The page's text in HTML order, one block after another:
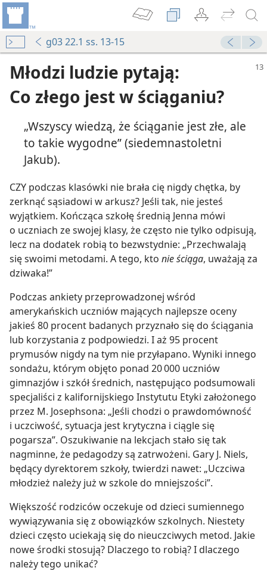
g03 22.1 ss. 13-15
Młodzi ludzie pytają:
Co złego jest w ściąganiu?
„Wszyscy wiedzą, że ściąganie jest złe, ale
to takie wygodne” (siedemnastoletni
Jakub).
CZY podczas klasówki nie brała cię nigdy chętka, by
zerknąć sąsiadowi w arkusz? Jeśli tak, nie jesteś
wyjątkiem. Kończąca szkołę średnią Jenna mówi
o uczniach ze swojej klasy, że często nie tylko odpisują,
lecz na dodatek robią to bezwstydnie: „Przechwalają
się swoimi metodami. A tego, kto nie ściąga, uważają za
dziwaka!”
Podczas ankiety przeprowadzonej wśród
amerykańskich uczniów mających najlepsze oceny
jakieś 80 procent badanych przyznało się do ściągania
lub korzystania z podpowiedzi. I aż 95 procent
prymusów nigdy na tym nie przyłapano. Wyniki innego
sondażu, którym objęto ponad 20 000 uczniów
gimnazjów i szkół średnich, następująco podsumowali
specjaliści z kalifornijskiego Instytutu Etyki założonego
przez M. Josephsona: „Jeśli chodzi o prawdomówność
i uczciwość, sytuacja jest krytyczna i ciągle się
pogarsza”. Oszukiwanie na lekcjach stało się tak
nagminne, że pedagodzy są zatrwożeni. Gary J. Niels,
będący dyrektorem szkoły, twierdzi nawet: „Uczciwa
młodzież należy już w szkole do mniejszości”.
Większość rodziców oczekuje od dzieci sumiennego
wywiązywania się z obowiązków szkolnych. Niestety
dzieci często uciekają się do nieuczciwych metod. Jakie
nowe środki stosują? Dlaczego to robią? I dlaczego
należy tego unikać?